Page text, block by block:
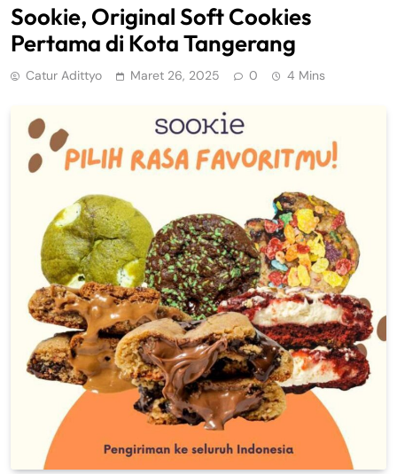
Sookie, Original Soft Cookies
Pertama di Kota Tangerang
Catur Adittyo Maret 26, 2025 0 4 Mins